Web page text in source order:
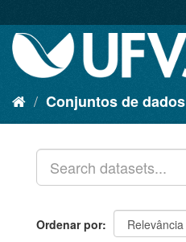
Conjuntos de dados
Ordenar por